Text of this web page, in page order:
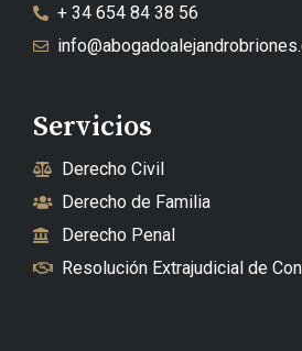
+ 34 654 84 38 56
Servicios
Derecho Civil
Derecho de Familia
Derecho Penal
Resolución Extrajudicial de